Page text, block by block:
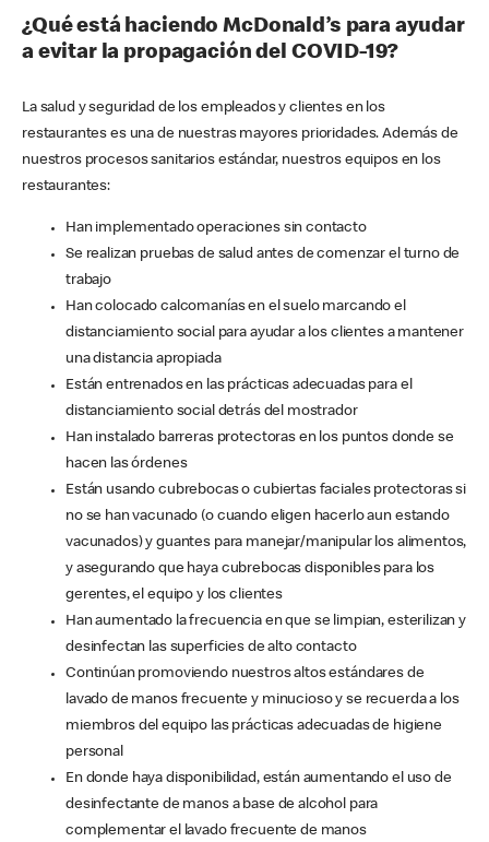
¿Qué está haciendo McDonald’s para ayudar
a evitar la propagación del COVID-19?
La salud y seguridad de los empleados y clientes en los
restaurantes es una de nuestras mayores prioridades. Además de
nuestros procesos sanitarios estándar, nuestros equipos en los
restaurantes:
Han implementado operaciones sin contacto
Se realizan pruebas de salud antes de comenzar el turno de
trabajo
Han colocado calcomanías en el suelo marcando el
distanciamiento social para ayudar a los clientes a mantener
una distancia apropiada
Están entrenados en las prácticas adecuadas para el
distanciamiento social detrás del mostrador
Han instalado barreras protectoras en los puntos donde se
hacen las órdenes
Están usando cubrebocas o cubiertas faciales protectoras si
no se han vacunado (o cuando eligen hacerlo aun estando
vacunados) y guantes para manejar/manipular los alimentos,
y asegurando que haya cubrebocas disponibles para los
gerentes, el equipo y los clientes
Han aumentado la frecuencia en que se limpian, esterilizan y
desinfectan las superficies de alto contacto
Continúan promoviendo nuestros altos estándares de
lavado de manos frecuente y minucioso y se recuerda a los
miembros del equipo las prácticas adecuadas de higiene
personal
En donde haya disponibilidad, están aumentando el uso de
desinfectante de manos a base de alcohol para
complementar el lavado frecuente de manos